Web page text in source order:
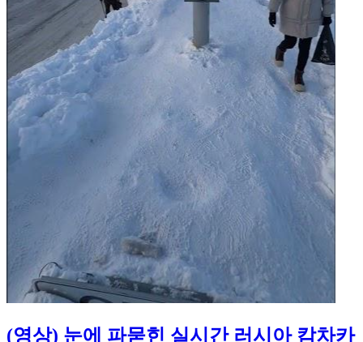
(영상) 눈에 파묻힌 실시간 러시아 캄차카